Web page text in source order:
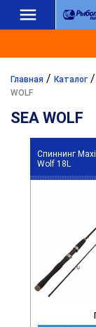
Главная / Каталог /
WOLF
SEA WOLF
Спиннинг
Wolf 18L